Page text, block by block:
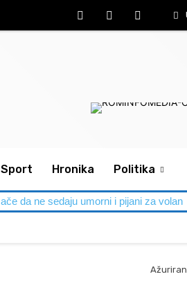
Sport Hronika Politika
da ne sedaju umorni i pijani za volan